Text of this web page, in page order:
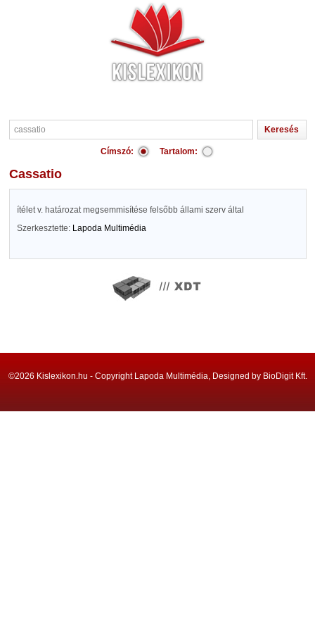
Címszó: Tartalom:
cassatio
ítélet v. határozat megsemmisítése felsőbb állami szerv által
Szerkesztette: Lapoda Multimédia
©2026 Kislexikon.hu - Copyright Lapoda Multimédia, Designed by BioDigit Kft.